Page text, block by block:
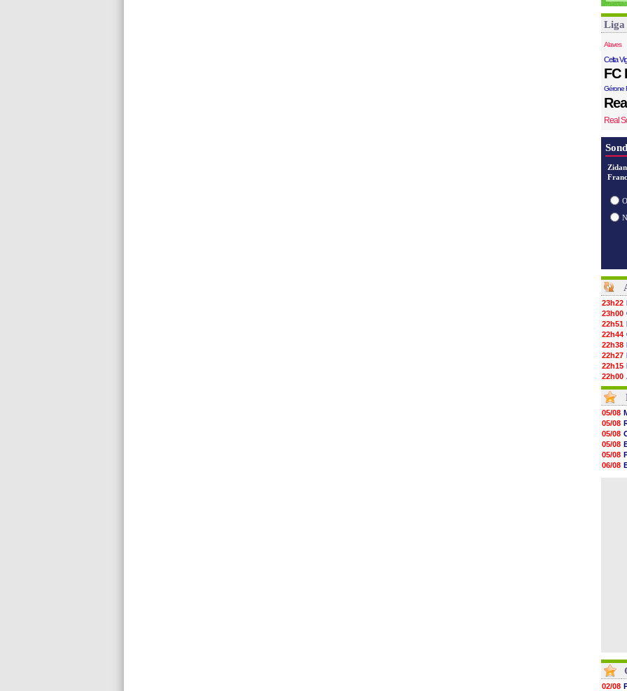
Liga
Alaves
Celta
FC
Gérone
Real
23h22
23h00
22h51
22h44
22h38
22h27
22h15
22h00
21h48
21h39
21h26
21h05
20h47
20h30
20h18
20h04
19h47
05/08
05/08
05/08
05/08
05/08
06/08
02/08